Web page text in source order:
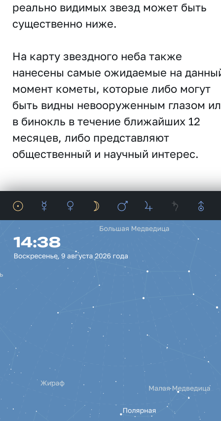
реально видимых звезд может быть
существенно ниже.
На карту звездного неба также
нанесены самые ожидаемые на
момент кометы, которые либо могут
быть видны невооруженным глазом
в бинокль в течение ближайших 12
месяцев, либо представляют
общественный и научный интерес.